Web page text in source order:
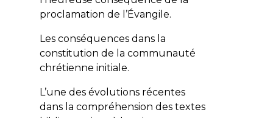
proclamation de l’Évangile.
Les conséquences dans la
constitution de la communauté
chrétienne initiale.
L’une des évolutions récentes
dans la compréhension des textes